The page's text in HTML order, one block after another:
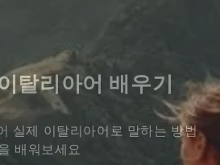
탈리아어 배우기
실제 이탈리아어로 말하는 방법
배워보세요